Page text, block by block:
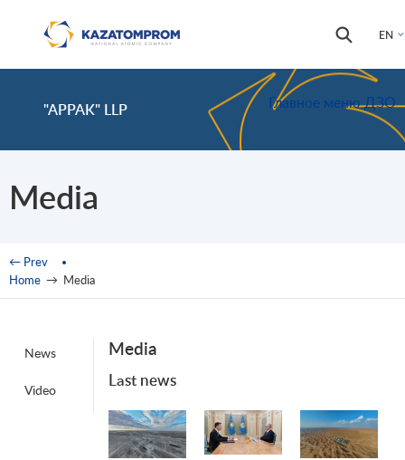
EN
Search
Search
"APPAK" LLP Главное меню ДЗО
Media
You are here
← Prev
Home → Media
News
Video
Media
Last news